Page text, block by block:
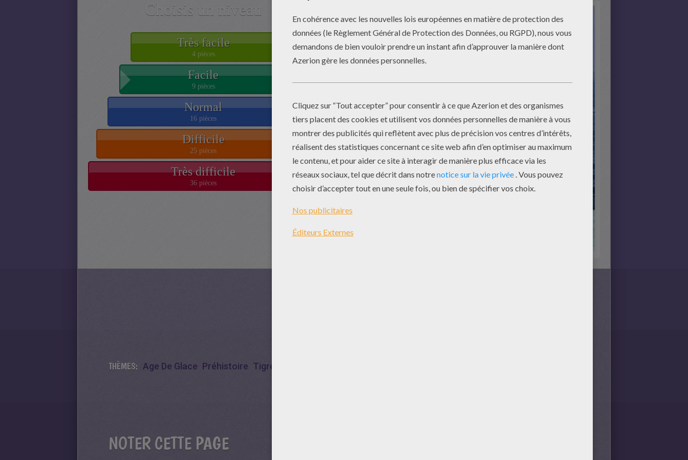
Choisis un niveau
Très facile
4 pièces
Facile
9 pièces
Normal
16 pièces
Difficile
25 pièces
Très difficile
36 pièces
THÈMES: Age De Glace Préhistoire Tigre
NOTER CETTE PAGE